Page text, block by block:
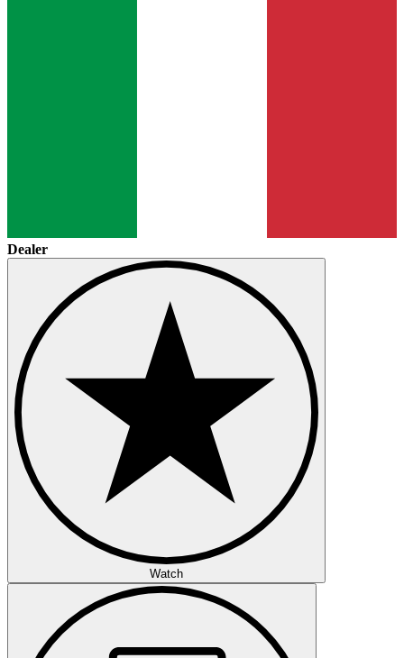
Dealer
Watch